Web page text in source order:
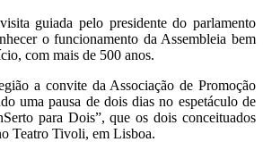
guiada pelo presidente do parlamento
o funcionamento da Assembleia bem
com mais de 500 anos.
a convite da Associação de Promoção
uma pausa de dois dias no espetáculo de
para Dois”, que os dois conceituados
Teatro Tivoli, em Lisboa.